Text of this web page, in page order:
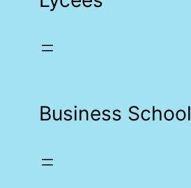
Business School